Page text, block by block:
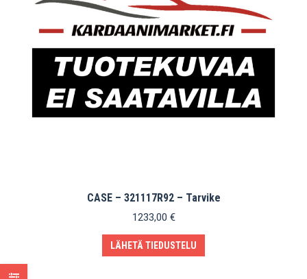
CASE – 321117R92 – Tarvike
1233,00 €
LÄHETÄ TIEDUSTELU